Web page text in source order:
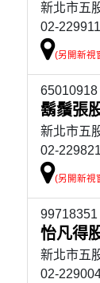
新北市五
02-
65010918
鬍鬚張
新北市五
02-
99718351
怡凡得
新北市五
02-